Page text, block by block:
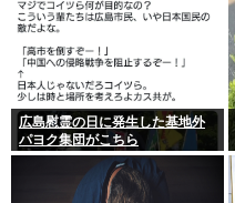
広島慰霊の日に発生した基地外
パヨク集団がこちら